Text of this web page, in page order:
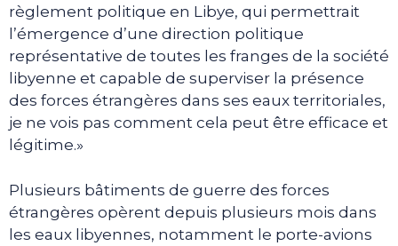
règlement politique en Libye, qui permettrait
l’émergence d’une direction politique
représentative de toutes les franges de la société
libyenne et capable de superviser la présence
des forces étrangères dans ses eaux territoriales,
je ne vois pas comment cela peut être efficace et
légitime.»
Plusieurs bâtiments de guerre des forces
étrangères opèrent depuis plusieurs mois dans
les eaux libyennes, notamment le porte-avions